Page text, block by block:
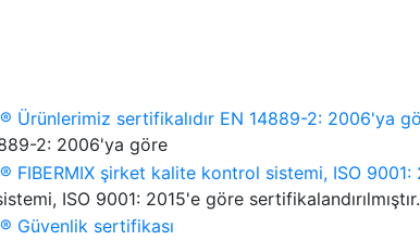
2: 2006'ya göre
ISO 9001: 2015'e göre sertifikalandırılmıştır.